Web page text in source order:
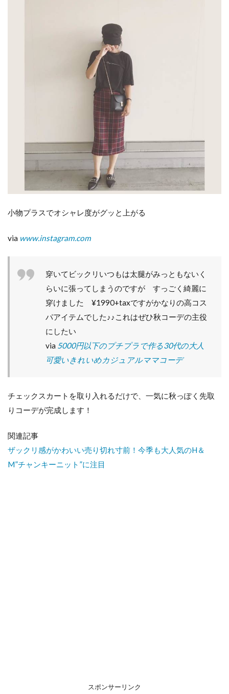
小物プラスでオシャレ度がグッと上がる
via www.instagram.com
穿いてビックリいつもは太腿がみっともないく
らいに張ってしまうのですが すっごく綺麗に
穿けました ¥1990+taxですがかなりの高コス
パアイテムでした♪♪これはぜひ秋コーデの主役
にしたい
via 5000円以下のプチプラで作る30代の大人
可愛いきれいめカジュアルママコーデ
チェックスカートを取り入れるだけで、一気に秋っぽく先取
りコーデが完成します！
関連記事
ザックリ感がかわいい売り切れ寸前！今季も大人気のH＆
M”チャンキーニット”に注目
スポンサーリンク